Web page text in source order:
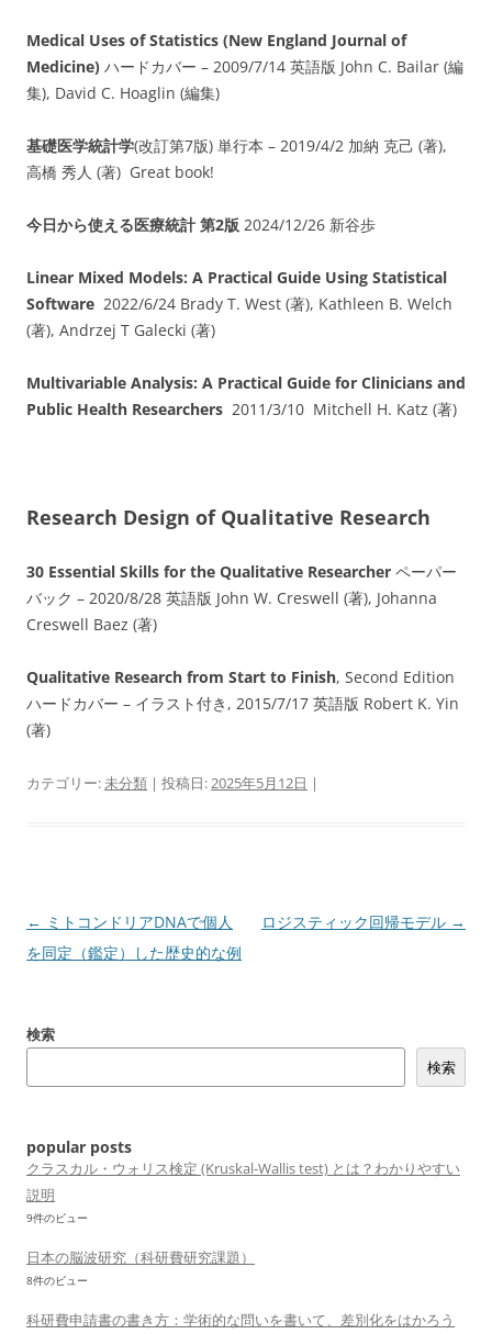
Medical Uses of Statistics (New England Journal of
Medicine) ハードカバー – 2009/7/14 英語版 John C. Bailar (編
集), David C. Hoaglin (編集)
基礎医学統計学(改訂第7版) 単行本 – 2019/4/2 加納 克己 (著),
高橋 秀人 (著) Great book!
今日から使える医療統計 第2版 2024/12/26 新谷歩
Linear Mixed Models: A Practical Guide Using Statistical
Software 2022/6/24 Brady T. West (著), Kathleen B. Welch
(著), Andrzej T Galecki (著)
Multivariable Analysis: A Practical Guide for Clinicians and
Public Health Researchers 2011/3/10 Mitchell H. Katz (著)
Research Design of Qualitative Research
30 Essential Skills for the Qualitative Researcher ペーパー
バック – 2020/8/28 英語版 John W. Creswell (著), Johanna
Creswell Baez (著)
Qualitative Research from Start to Finish, Second Edition
ハードカバー – イラスト付き, 2015/7/17 英語版 Robert K. Yin
(著)
カテゴリー:未分類 | 投稿日:2025年5月12日 |
投
稿
ゲ
ン
← ミトコンドリアDNAで個人
を同定（鑑定）した歴史的な例
ロジスティック回帰モデル →
検索
検索
popular posts
クラスカル・ウォリス検定 (Kruskal-Wallis test) とは？わかりやすい
説明
9件のビュー
日本の脳波研究（科研費研究課題）
8件のビュー
科研費申請書の書き方：学術的な問いを書いて、差別化をはかろう